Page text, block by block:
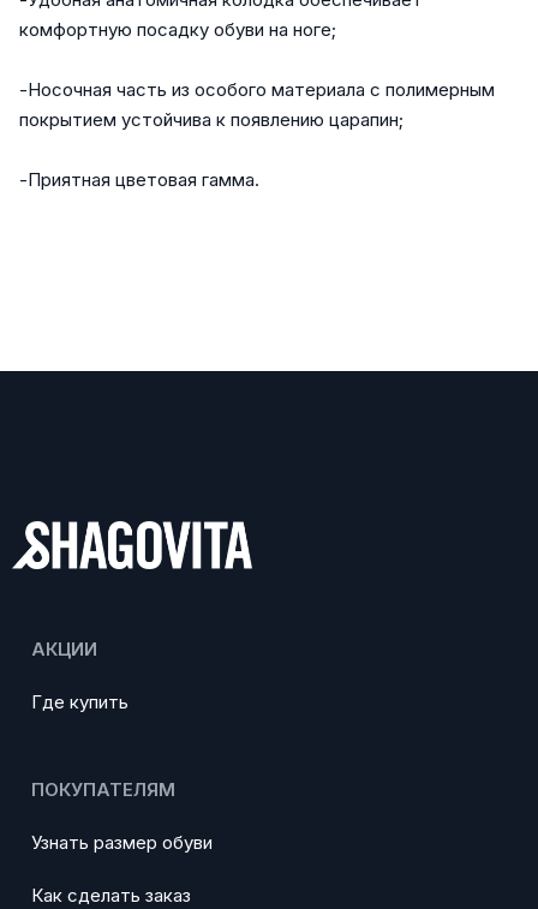
комфортную посадку обуви на ноге;
-Носочная часть из особого материала с полимерным
покрытием устойчива к появлению царапин;
-Приятная цветовая гамма.
АКЦИИ
Где купить
ПОКУПАТЕЛЯМ
Узнать размер обуви
Как сделать заказ